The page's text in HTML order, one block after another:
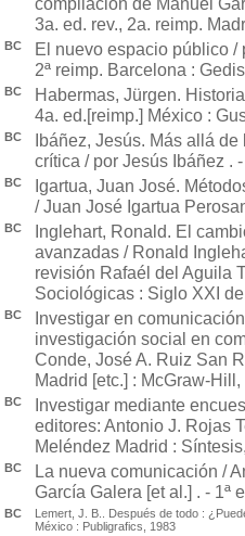
3a. ed. rev., 2a. reimp.
BC
El nuevo espacio público /
2ª reimp. Barcelona :
BC
Habermas, Jürgen.
4a. ed.[reimp.] México :
BC
Ibáñez, Jesús. Más allá
crítica / por Jesús Ibáñez .
BC
Igartua, Juan José.
/ Juan José Igartua
BC
Inglehart, Ronald. El
avanzadas / Ronald
revisión Rafaél del Aguila
Sociológicas : Siglo XXI
BC
Investigar en
investigación social en
Conde, José A. Ruiz San
Madrid [etc.] : McGraw-
BC
Investigar mediante
editores: Antonio J. Rojas
Meléndez Madrid :
BC
La nueva comunicación /
García Galera [et al.] . - 1ª
BC
Lemert, J. B.. Después de todo :
México : Publigrafics, 1983